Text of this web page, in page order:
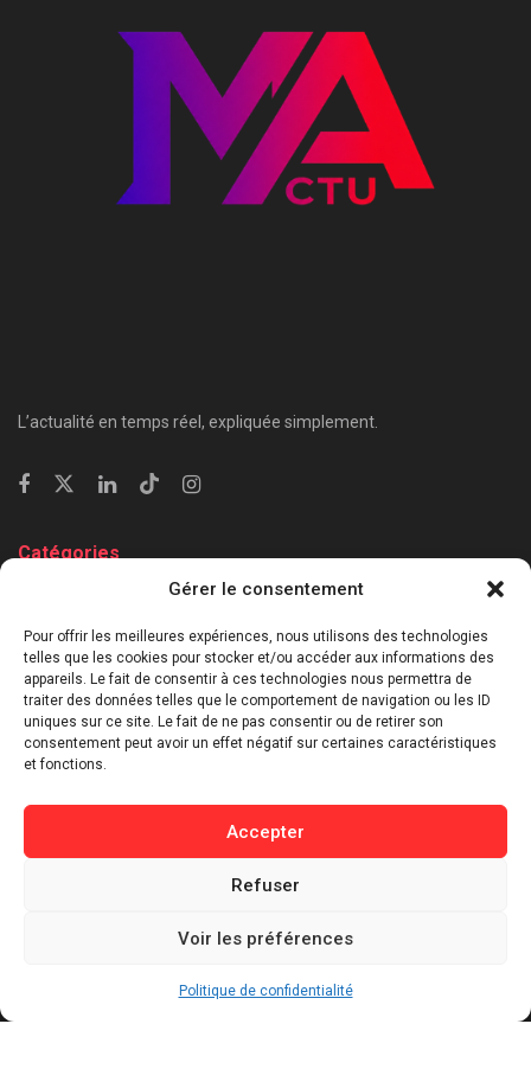
Gérer le consentement
Pour offrir les meilleures expériences, nous utilisons des technologies
telles que les cookies pour stocker et/ou accéder aux informations des
appareils. Le fait de consentir à ces technologies nous permettra de
traiter des données telles que le comportement de navigation ou les ID
uniques sur ce site. Le fait de ne pas consentir ou de retirer son
consentement peut avoir un effet négatif sur certaines caractéristiques
et fonctions.
Accepter
Refuser
Voir les préférences
Politique de confidentialité
L’actualité en temps réel, expliquée simplement.
Catégories
Économie & Business
⁠Culture & Divertissement
⁠Tech & Innovation
Sport
Lifestyle
Politique de confidentialité
Politique de cookies